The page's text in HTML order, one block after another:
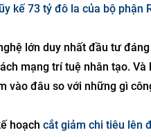
kế 73 tỷ đô la của bộ phận
lớn duy nhất đầu tư
mạng trí tuệ nhân tạo.
vào đâu so với những gì
hoạch cắt giảm chi tiêu lên